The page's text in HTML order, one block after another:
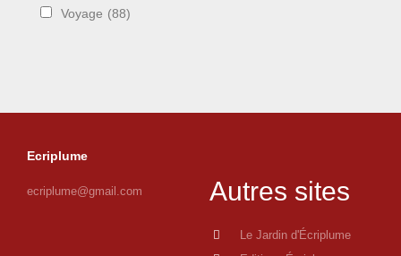
Voyage (88)
Ecriplume
ecriplume@gmail.com Autres sites
Le Jardin d'Écriplume